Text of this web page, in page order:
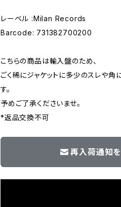
レーベル :Milan Records
Barcode: 731382700200
こちらの商品は輸入盤のため、
ごく稀にジャケットに多少のスレや
す。
予めご了承くださいませ。
*返品交換不可
再入荷通知